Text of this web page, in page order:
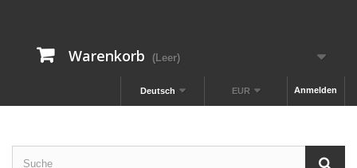
Warenkorb (Leer)
Anmelden
EUR
Deutsch